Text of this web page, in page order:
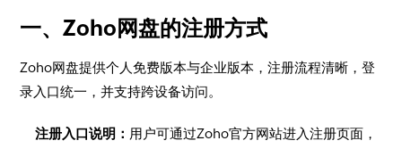
一、Zoho网盘的注册方式
Zoho网盘提供个人免费版本与企业版本，注册流程清晰，登
录入口统一，并支持跨设备访问。
注册入口说明： 用户可通过Zoho官方网站进入注册页面，